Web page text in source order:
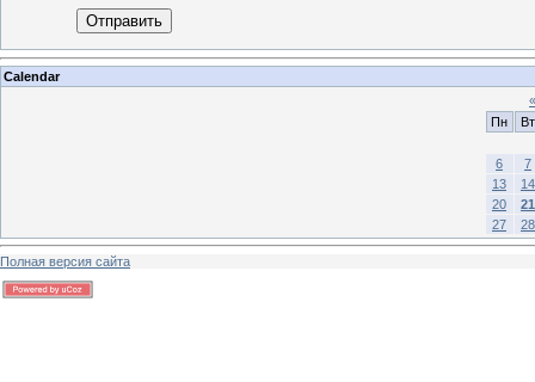
Отправить
Calendar
«
Пн
Вт
6
7
13
14
20
21
27
28
Полная версия сайта